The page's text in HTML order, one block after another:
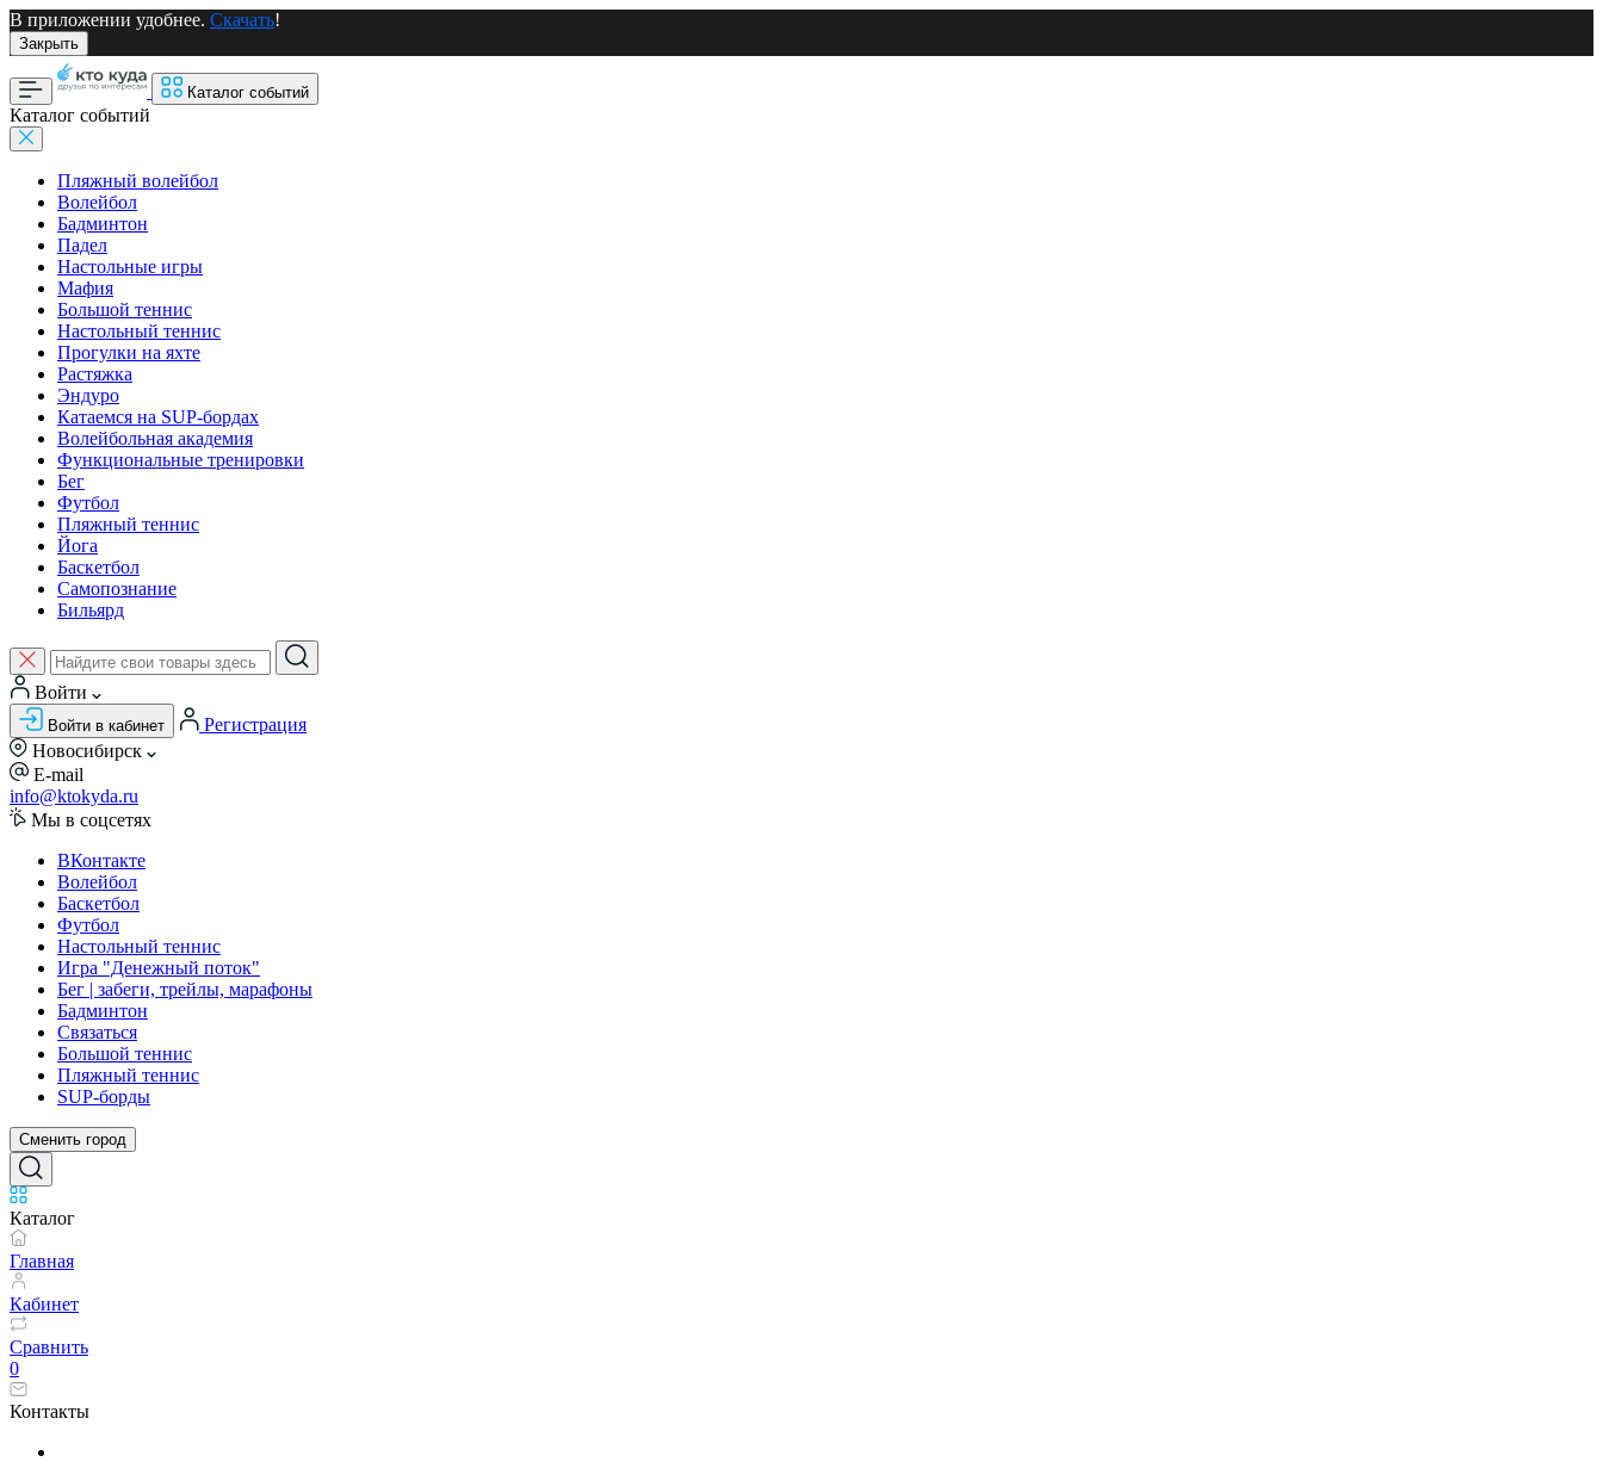
В приложении удобнее. Скачать!
Закрыть
Каталог событий
Каталог событий
Пляжный волейбол
Волейбол
Бадминтон
Падел
Настольные игры
Мафия
Большой теннис
Настольный теннис
Прогулки на яхте
Растяжка
Эндуро
Катаемся на SUP-бордах
Волейбольная академия
Функциональные тренировки
Бег
Футбол
Пляжный теннис
Йога
Баскетбол
Самопознание
Бильярд
Войти
Войти в кабинет
Регистрация
Новосибирск
E-mail
info@ktokyda.ru
Мы в соцсетях
ВКонтакте
Волейбол
Баскетбол
Футбол
Настольный теннис
Игра "Денежный поток"
Бег | забеги, трейлы, марафоны
Бадминтон
Связаться
Большой теннис
Пляжный теннис
SUP-борды
Сменить город
Каталог
Главная
Кабинет
Сравнить
0
Контакты